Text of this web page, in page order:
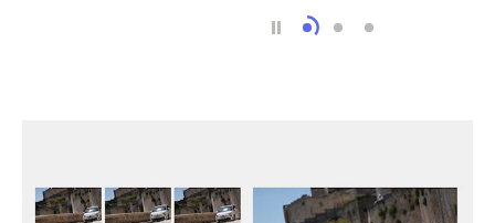
即使在 EV -4.0 下黑暗
全時 DMF 12
對焦包圍曝光